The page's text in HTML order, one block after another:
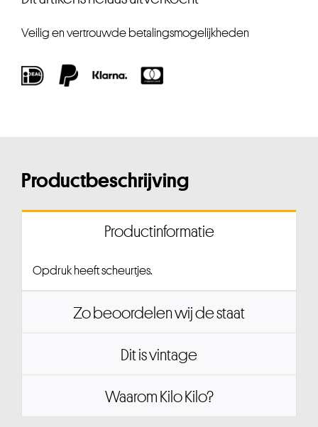
Veilig en vertrouwde betalingsmogelijkheden
Productbeschrijving
Productinformatie
Opdruk heeft scheurtjes.
Zo beoordelen wij de staat
Dit is vintage
Waarom Kilo Kilo?